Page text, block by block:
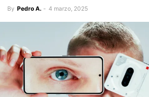
By Pedro A. - 4 marzo, 2025